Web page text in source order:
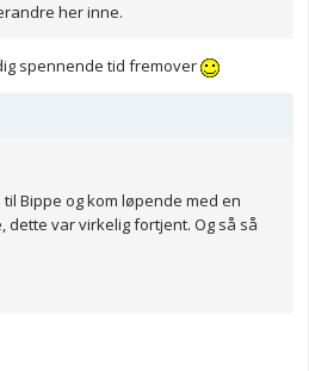
her inne.
spennende tid fremover
Bippe og kom løpende med en
dette var virkelig fortjent. Og så så